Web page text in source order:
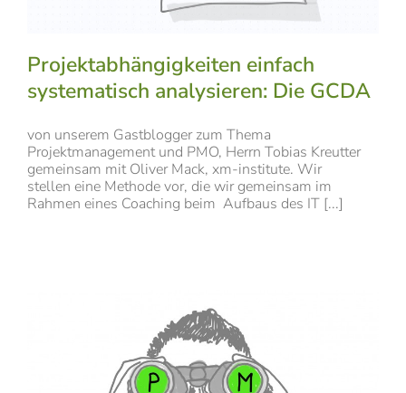
Projektabhängigkeiten einfach
systematisch analysieren: Die GCDA
von unserem Gastblogger zum Thema
Projektmanagement und PMO, Herrn Tobias Kreutter
gemeinsam mit Oliver Mack, xm-institute. Wir
stellen eine Methode vor, die wir gemeinsam im
Rahmen eines Coaching beim Aufbaus des IT [...]